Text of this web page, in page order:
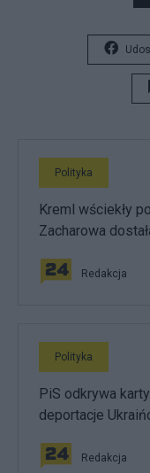
Polityka
Kreml wściekły
Zacharowa
Redakcja
Polityka
PiS odkrywa
deportacje
Redakcja